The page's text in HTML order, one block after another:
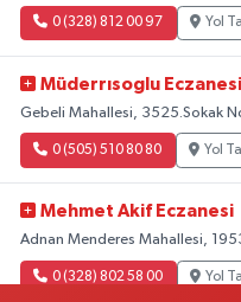
0 (328) 812 00 97 Yol
Müderrısoglu Eczanesi
Gebeli Mahallesi, 3525.Sokak
0 (505) 510 80 80 Yol
Mehmet Akif Eczanesi
Adnan Menderes Mahallesi,
0 (328) 802 58 00 Yol